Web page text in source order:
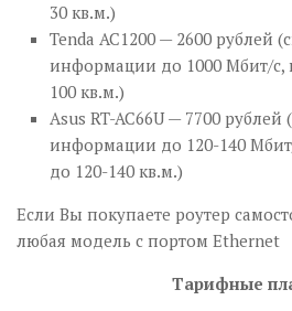
30 кв.м.)
Tenda AC1200 — 2600 рублей
информации до 1000 Мбит/
100 кв.м.)
Asus RT-AC66U — 7700
информации до 120-140
до 120-140 кв.м.)
Если Вы покупаете роутер
любая модель с портом Ethernet
Тарифные